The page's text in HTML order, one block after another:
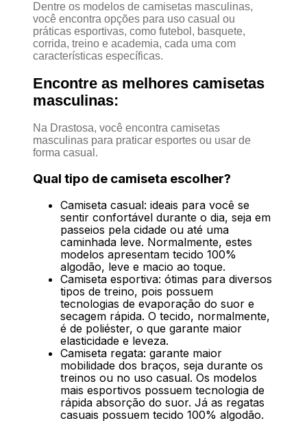
Dentre os modelos de camisetas masculinas,
você encontra opções para uso casual ou
práticas esportivas, como futebol, basquete,
corrida, treino e academia, cada uma com
características específicas.
Encontre as melhores camisetas
masculinas:
Na Drastosa, você encontra camisetas
masculinas para praticar esportes ou usar de
forma casual.
Qual tipo de camiseta escolher?
Camiseta casual: ideais para você se
sentir confortável durante o dia, seja em
passeios pela cidade ou até uma
caminhada leve. Normalmente, estes
modelos apresentam tecido 100%
algodão, leve e macio ao toque.
Camiseta esportiva: ótimas para diversos
tipos de treino, pois possuem
tecnologias de evaporação do suor e
secagem rápida. O tecido, normalmente,
é de poliéster, o que garante maior
elasticidade e leveza.
Camiseta regata: garante maior
mobilidade dos braços, seja durante os
treinos ou no uso casual. Os modelos
mais esportivos possuem tecnologia de
rápida absorção do suor. Já as regatas
casuais possuem tecido 100% algodão.